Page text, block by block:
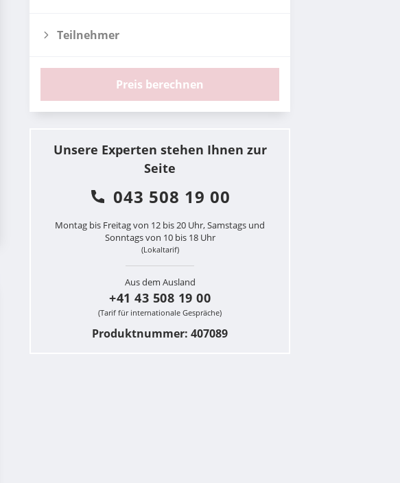
Teilnehmer
Preis berechnen
Unsere Experten stehen Ihnen zur
Seite
043 508 19 00
Montag bis Freitag von 12 bis 20 Uhr, Samstags und
Sonntags von 10 bis 18 Uhr
(Lokaltarif)
Aus dem Ausland
+41 43 508 19 00
(Tarif für internationale Gespräche)
Produktnummer: 407089